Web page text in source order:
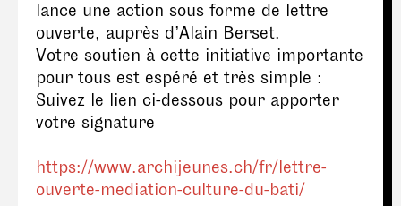
lance une action sous forme de lettre
ouverte, auprès d’Alain Berset.
Votre soutien à cette initiative importante
pour tous est espéré et très simple :
Suivez le lien ci-dessous pour apporter
votre signature
https://www.archijeunes.ch/fr/lettre-
ouverte-mediation-culture-du-bati/